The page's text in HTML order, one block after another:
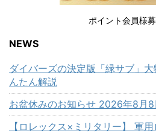
ポイント会員様募
NEWS
ダイバーズの決定版「緑サブ」
んたん解説
お盆休みのお知らせ 2026年8月
【ロレックス×ミリタリー】 軍